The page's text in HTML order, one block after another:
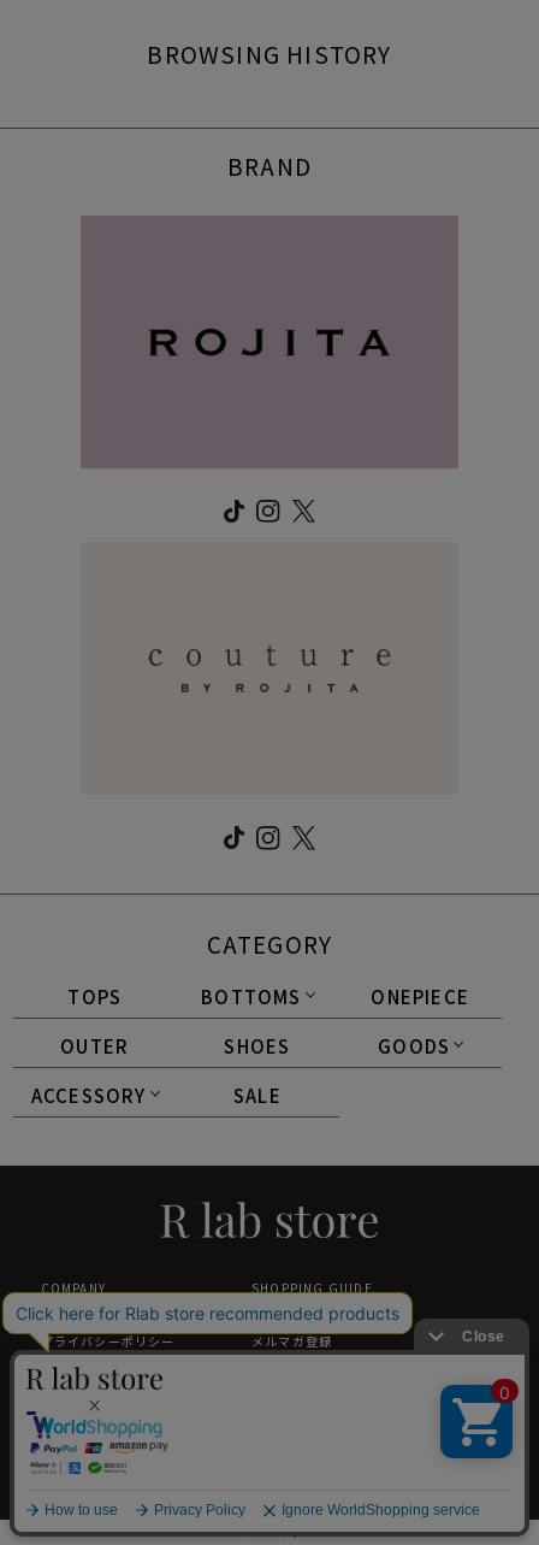
BROWSING HISTORY
BRAND
CATEGORY
TOPS BOTTOMS
ONEPIECE
OUTER
SHOES
GOODS
ACCESSORY
SALE
COMPANY
SHOPPING GUIDE
特定商取引法に基づく表記
返品・交換について
プライバシーポリシー
メルマガ登録
採用情報
中国小红书旗舰店（唯一官方）
GLOBAL SHOPPING GUIDANCE
©2024 アールラボ inc.